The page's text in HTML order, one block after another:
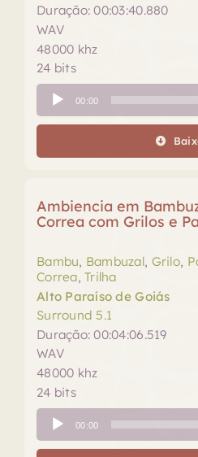
Duração: 00:03:40.880
WAV
48000 khz
24 bits
Tocador
de
áudio
00:00
Ambiencia em
Correa com Grilos e
Bambu, Bambuzal, Grilo,
Correa,Trilha
Alto Paraíso de Goiás
Surround 5.1
Duração: 00:04:06.519
WAV
48000 khz
24 bits
Tocador
de
00:00